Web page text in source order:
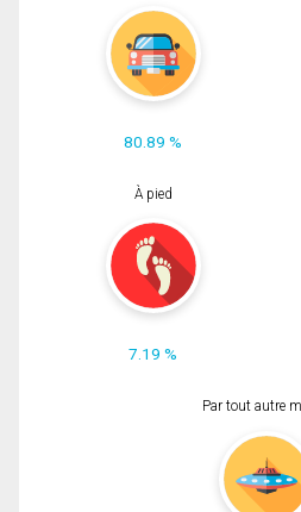
80.89 %
À pied
7.19 %
Par tout autre